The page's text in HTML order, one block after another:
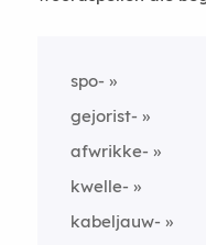
spo-
gejorist-
afwrikke-
kwelle-
kabeljauw-